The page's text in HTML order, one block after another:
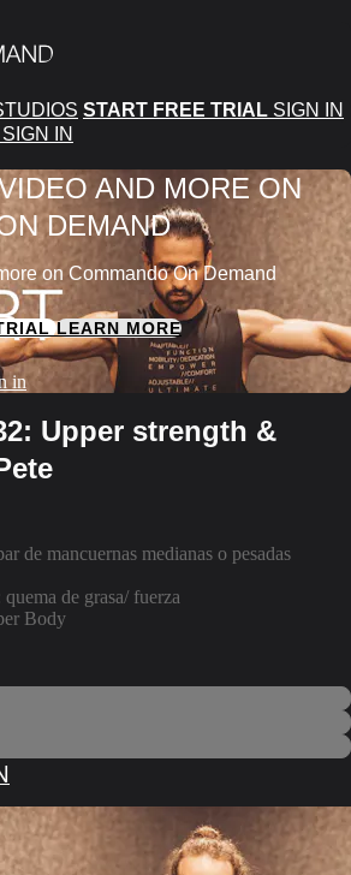
START FREE TRIAL SIGN IN
SIGN IN
AND MORE ON
DEMAND
on Commando On Demand
LEARN MORE
in
Upper strength &
de mancuernas medianas o pesadas
de grasa/ fuerza
Body